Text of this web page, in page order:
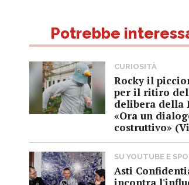
Potrebbe
CURIOSITÀ
Rocky il
per il ritiro
delibera della
«Ora un
costruttivo»
SU YOUTUBE E
Asti
incontra